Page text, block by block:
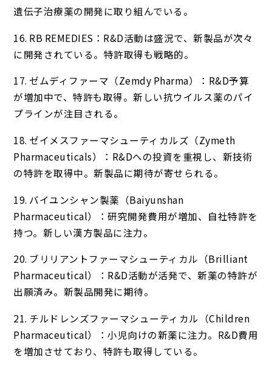
遺伝子治療薬の開発に取り組んでいる。
16. RB REMEDIES：R&D活動は盛況で、新製品が次々
に開発されている。特許取得も戦略的。
17. ゼムディファーマ（Zemdy Pharma）：R&D予算
が増加中で、特許も取得。新しい抗ウイルス薬のパイ
プラインが注目される。
18. ゼイメスファーマシューティカルズ（Zymeth
Pharmaceuticals）：R&Dへの投資を重視し、新技術
の特許を取得中。新製品に期待が寄せられる。
19. バイユンシャン製薬（Baiyunshan
Pharmaceutical）：研究開発費用が増加、自社特許を
持つ。新しい漢方製品に注力。
20. ブリリアントファーマシューティカル（Brilliant
Pharmaceutical）：R&D活動が活発で、新薬の特許が
出願済み。新製品開発に期待。
21. チルドレンズファーマシューティカル（Children
Pharmaceutical）：小児向けの新薬に注力。R&D費用
を増加させており、特許も取得している。